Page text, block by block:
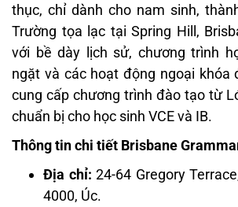
thục, chỉ dành cho nam sinh,
Trường tọa lạc tại Spring Hill,
với bề dày lịch sử, chương trình
ngặt và các hoạt động ngoại khóa
cung cấp chương trình đào tạo từ
chuẩn bị cho học sinh VCE và IB.
Thông tin chi tiết Brisbane
Địa chỉ: 24-64 Gregory
4000, Úc.